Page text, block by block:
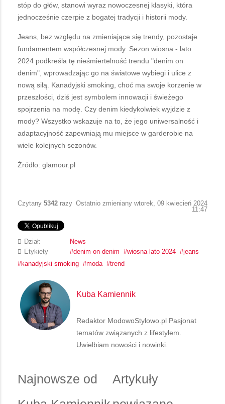
stóp do głów, stanowi wyraz nowoczesnej klasyki, która
jednocześnie czerpie z bogatej tradycji i historii mody.
Jeans, bez względu na zmieniające się trendy, pozostaje
fundamentem współczesnej mody. Sezon wiosna - lato
2024 podkreśla tę nieśmiertelność trendu "denim on
denim", wprowadzając go na światowe wybiegi i ulice z
nową siłą. Kanadyjski smoking, choć ma swoje korzenie w
przeszłości, dziś jest symbolem innowacji i świeżego
spojrzenia na modę. Czy denim kiedykolwiek wyjdzie z
mody? Wszystko wskazuje na to, że jego uniwersalność i
adaptacyjność zapewniają mu miejsce w garderobie na
wiele kolejnych sezonów.
Źródło: glamour.pl
Czytany 5342 razy Ostatnio zmieniany wtorek, 09 kwiecień 2024
11:47
Dział:
News
Etykiety
denim on denim wiosna lato 2024
jeans
kanadyjski smoking
moda trend
Kuba Kamiennik
Redaktor ModowoStylowo.pl Pasjonat
tematów związanych z lifestylem.
Uwielbiam nowości i nowinki.
Najnowsze od
Artykuły